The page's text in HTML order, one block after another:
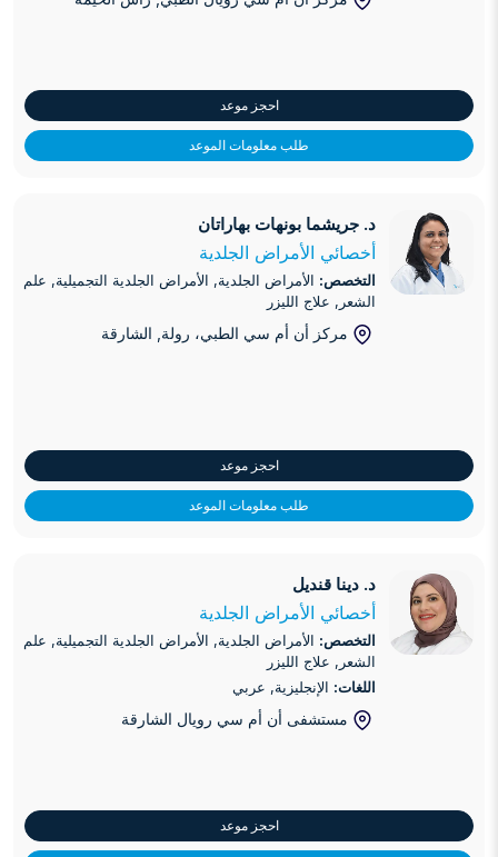
احجز موعد
طلب معلومات الموعد
د. جريشما بونهات بهاراتان
د. جريشما بونهات بهاراتان
أخصائي الأمراض الجلدية
التخصص: الأمراض الجلدية, الأمراض الجلدية التجميلية, علم
الشعر, علاج الليزر
مركز أن أم سي الطبي، رولة , الشارقة
احجز موعد
طلب معلومات الموعد
د. دينا قنديل
د. دينا قنديل
أخصائي الأمراض الجلدية
التخصص: الأمراض الجلدية, الأمراض الجلدية التجميلية, علم
الشعر, علاج الليزر
اللغات: الإنجليزية, عربي
مستشفى أن أم سي رويال الشارقة
احجز موعد